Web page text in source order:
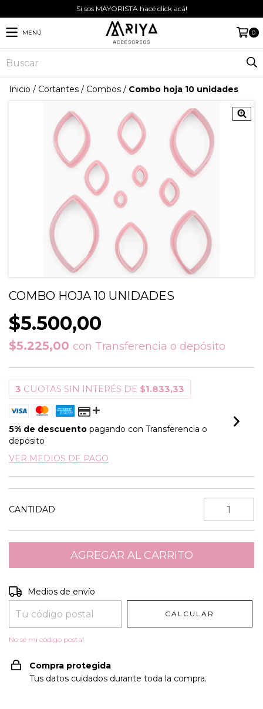
Si sos MAYORISTA hacé click acá!
MENÚ 0
Inicio / Cortantes / Combos / Combo hoja 10 unidades
COMBO HOJA 10 UNIDADES
$5.500,00
$5.225,00 con Transferencia o depósito
3 CUOTAS SIN INTERÉS DE $1.833,33
5% de descuento pagando con Transferencia o
depósito
VER MEDIOS DE PAGO
CANTIDAD
Entregas para el CP:
Medios de envío
CALCULAR
No sé mi código postal
Compra protegida
Tus datos cuidados durante toda la compra.